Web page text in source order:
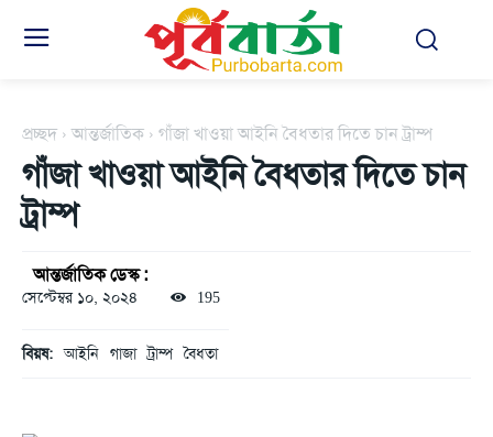
প্রচ্ছদ আন্তর্জাতিক গাঁজা খাওয়া আইনি বৈধতার দিতে চান ট্রাম্প
গাঁজা খাওয়া আইনি বৈধতার দিতে চান
ট্রাম্প
আন্তর্জাতিক ডেস্ক :
সেপ্টেম্বর ১০, ২০২৪ 195
বিয়ষ: আইনি গাজা ট্রাম্প বৈধতা